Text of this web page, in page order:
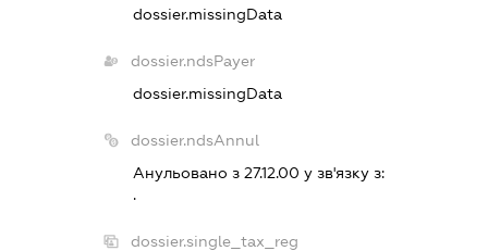
dossier.missingData
dossier.ndsPayer
dossier.missingData
dossier.ndsAnnul
Анульовано з 27.12.00 у зв'язку з:
.
dossier.single_tax_reg